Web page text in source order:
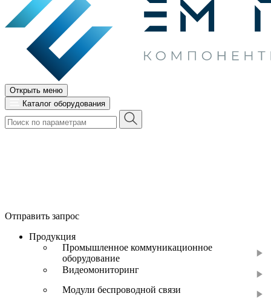
Открыть меню
Каталог оборудования
Отправить запрос
Продукция
Промышленное коммуникационное
оборудование
Видеомониторинг
Модули беспроводной связи